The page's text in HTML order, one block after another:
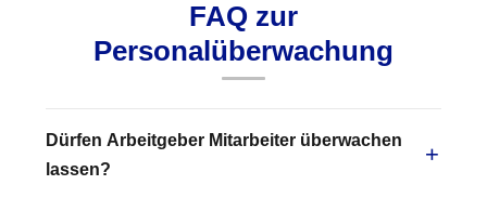
FAQ zur
Personalüberwachung
Dürfen Arbeitgeber Mitarbeiter überwachen
lassen?